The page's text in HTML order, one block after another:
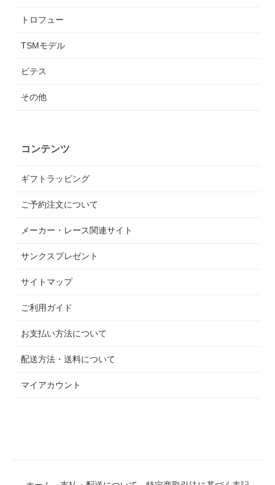
トロフュー
TSMモデル
ビテス
その他
コンテンツ
ギフトラッピング
ご予約注文について
メーカー・レース関連サイト
サンクスプレゼント
サイトマップ
ご利用ガイド
お支払い方法について
配送方法・送料について
マイアカウント